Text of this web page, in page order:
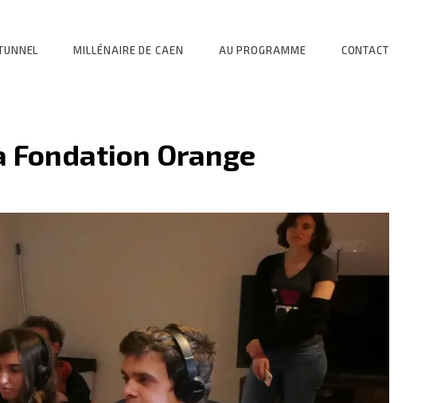
MILLÉNAIRE DE CAEN AU PROGRAMME CONTACT
Orange